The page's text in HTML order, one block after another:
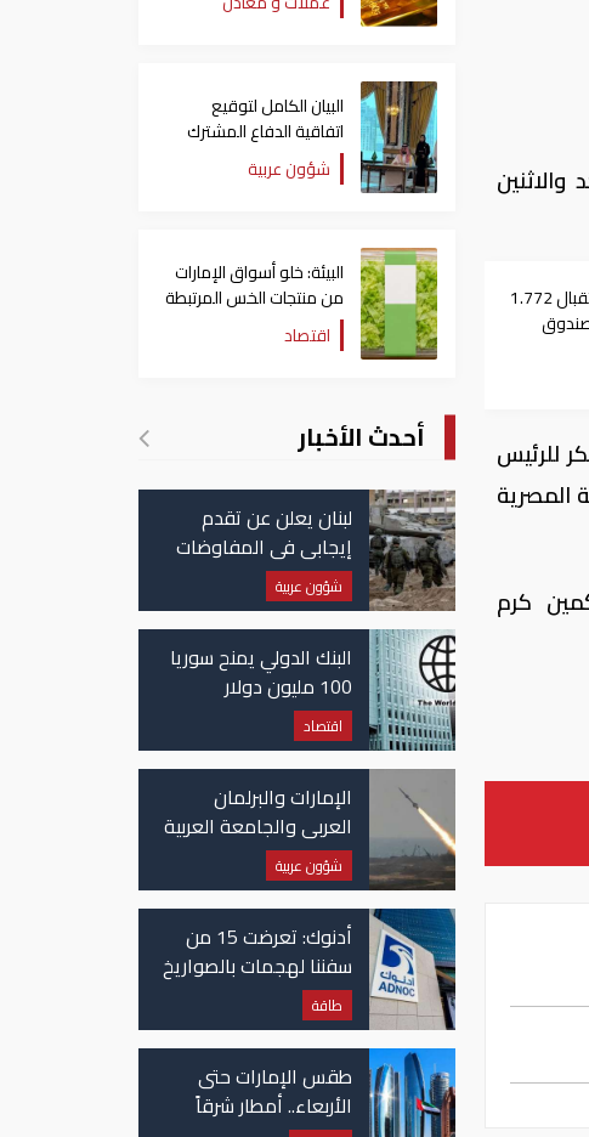
مصر تتوقع استقبال 1.772
صندوق
للرئيس
المصرية
كرم
البيان الكامل لتوقيع
اتفاقية الدفاع المشترك
بين السعودية وتركيا
وباكستان
شؤون عربية
البيئة: خلو أسواق الإمارات
من منتجات الخس المرتبطة
بتفشي داء السيكلوسبورا
اقتصاد
أحدث الأخبار
لبنان يعلن عن تقدم
إيجابي في المفاوضات
مع إسرائيل.. وأمريكا
تضغط لوقف النار في
غزة
شؤون عربية
البنك الدولي يمنح سوريا
100 مليون دولار
اقتصاد
الإمارات والبرلمان
العربي والجامعة العربية
يدينون الهجوم الحوثي
على نجران بالسعودية
شؤون عربية
أدنوك: تعرضت 15 من
سفننا لهجمات بالصواريخ
والطائرات المسيّرة منذ
بداية النزاع
طاقة
طقس الإمارات حتى
الأربعاء.. أمطار شرقاً